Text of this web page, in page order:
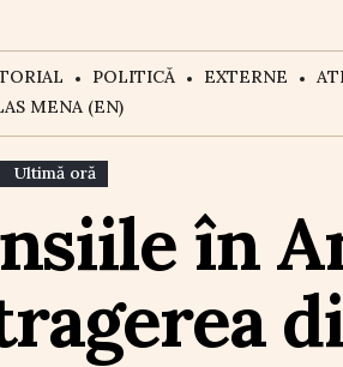
POLITICĂ EXTERNE
MENA (EN)
Ultimă oră
în